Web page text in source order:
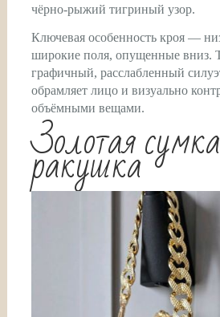
чёрно-рыжий тигриный узор.
Ключевая особенность кроя —
широкие поля, опущенные вниз.
графичный, расслабленный
обрамляет лицо и визуально
объёмными вещами.
Золотая
ракушка